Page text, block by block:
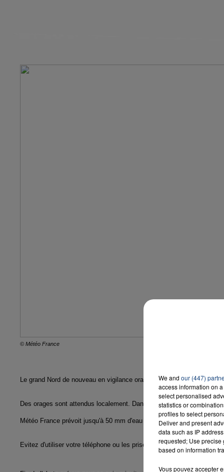
© Météo France
Le grand Nord de nouveau en vigilance orange cet après-midi.
Des orages sont attendus localement. Dans le Nord, le Pas-de-
Météo France prévoit jusqu'à 50 mm d'eau en peu de temps par
Evitez d'utiliser votre téléphone ou les prises électriques.
We and our (447)
access information on
select personalised
statistics or
profiles to select
Deliver and present
data such as IP
requested; Use precise
based on information
Vous pouvez accepter